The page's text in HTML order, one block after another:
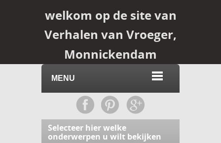
welkom op de site van
Verhalen van Vroeger,
Monnickendam
MENU
Selecteer hier welke
onderwerpen u wilt bekijken